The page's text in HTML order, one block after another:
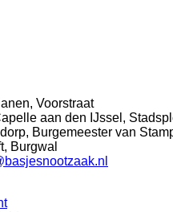
Voorstraat
aan den IJssel,
Burgemeester van
Burgwal